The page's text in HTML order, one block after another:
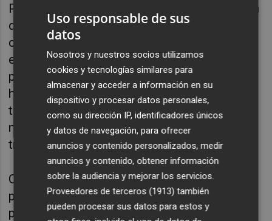
Por otro lado, los perjuicios de la cancelación
de la feria Cersaie ya se prevé enormes en la
ciudad italiana de Bolonia, que esperaba para
esta edición la visita de más de 120.000
personas, con una repercusión directa en
hoteles, alojamientos diversos, servicios y
transportes, con daños que se prevén
millonarios, según fuentes de la patronal
transalpina.
Cevisama, por otro lado, contó con la
presencia de más de 90.000 visitantes en la
pasada feria del 2020, una edición "que
Uso responsable de sus
datos
Nosotros y nuestros socios utilizamos
cookies y tecnologías similares para
almacenar y acceder a información en su
dispositivo y procesar datos personales,
como su dirección IP, identificadores únicos
y datos de navegación, para ofrecer
anuncios y contenido personalizados, medir
anuncios y contenido, obtener información
sobre la audiencia y mejorar los servicios.
Proveedores de terceros (1913) también
pueden procesar sus datos para estos y